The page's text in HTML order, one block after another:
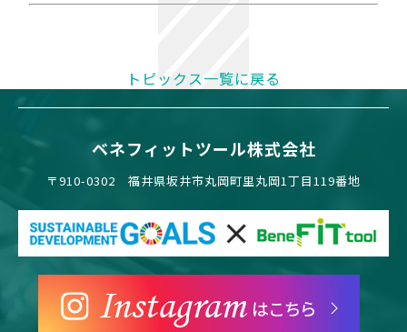
トピックス一覧に戻る
ベネフィットツール株式会社
〒910-0302 福井県坂井市丸岡町里丸岡1丁目119番地